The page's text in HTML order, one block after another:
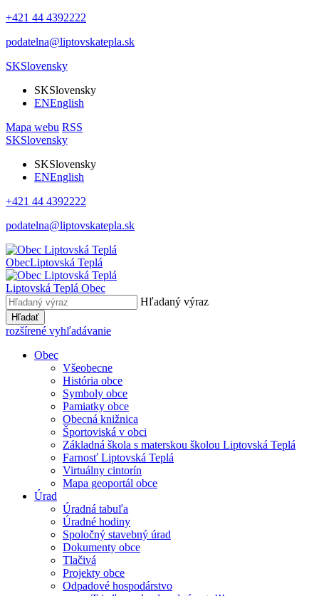
+421 44 4392222
podatelna@liptovskatepla.sk
SKSlovensky
SKSlovensky
ENEnglish
Mapa webu RSS
SKSlovensky
SKSlovensky
ENEnglish
+421 44 4392222
podatelna@liptovskatepla.sk
ObecLiptovská Teplá
Liptovská Teplá Obec
Hľadaný výraz
Hľadať
rozšírené vyhľadávanie
Obec
Všeobecne
História obce
Symboly obce
Pamiatky obce
Obecná knižnica
Športoviská v obci
Základná škola s materskou školou Liptovská Teplá
Farnosť Liptovská Teplá
Virtuálny cintorín
Mapa geoportál obce
Úrad
Úradná tabuľa
Úradné hodiny
Spoločný stavebný úrad
Dokumenty obce
Tlačivá
Projekty obce
Odpadové hospodárstvo